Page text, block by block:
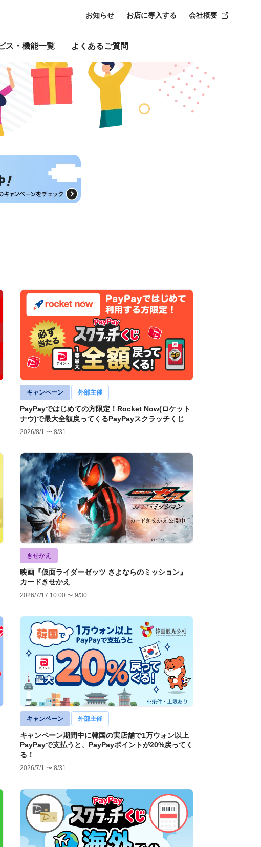
ス・機能一覧 よくあるご質問
お知らせ お店に導入する 会社概要
キャンペーン 外部主催
PayPayではじめての方限定！Rocket Now(ロケット
ナウ)で最大全額戻ってくるPayPayスクラッチくじ
2026/8/1 〜 8/31
きせかえ
映画『仮面ライダーゼッツ さよならのミッション』
カードきせかえ
2026/7/17 10:00 〜 9/30
キャンペーン 外部主催
キャンペーン期間中に韓国の実店舗で1万ウォン以上
PayPayで支払うと、PayPayポイントが20%戻ってく
る！
2026/7/1 〜 8/31